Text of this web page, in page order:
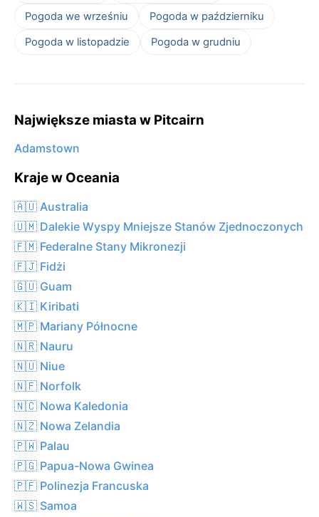
Pogoda we wrześniu
Pogoda w październiku
Pogoda w listopadzie
Pogoda w grudniu
Największe miasta w Pitcairn
Adamstown
Kraje w Oceania
🇦🇺 Australia
🇺🇲 Dalekie Wyspy Mniejsze Stanów Zjednoczonych
🇫🇲 Federalne Stany Mikronezji
🇫🇯 Fidżi
🇬🇺 Guam
🇰🇮 Kiribati
🇲🇵 Mariany Północne
🇳🇷 Nauru
🇳🇺 Niue
🇳🇫 Norfolk
🇳🇨 Nowa Kaledonia
🇳🇿 Nowa Zelandia
🇵🇼 Palau
🇵🇬 Papua-Nowa Gwinea
🇵🇫 Polinezja Francuska
🇼🇸 Samoa